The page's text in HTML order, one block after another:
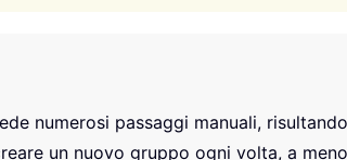
numerosi passaggi manuali,
un nuovo gruppo ogni volta, a